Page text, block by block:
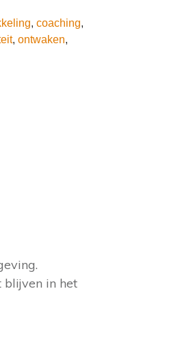
, coaching,
, ontwaken,
blijven in het